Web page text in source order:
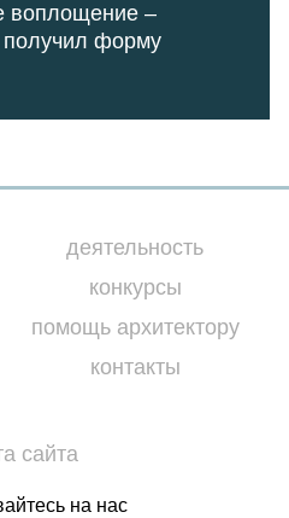
воплощение –
получил форму
деятельность
конкурсы
помощь архитектору
контакты
сайта
на нас